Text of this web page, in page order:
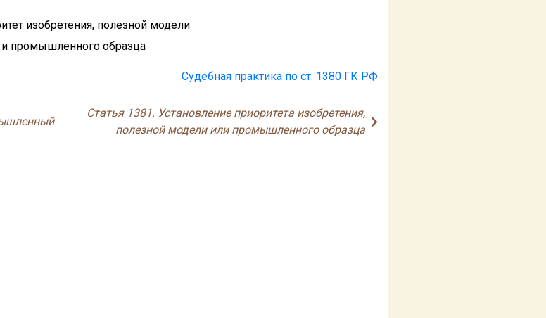
изобретения, полезной модели
и промышленного образца
Судебная практика по ст. 1380 ГК РФ
Статья 1381. Установление приоритета изобретения,
полезной модели или промышленного образца